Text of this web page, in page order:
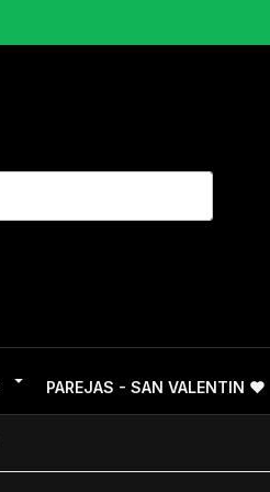
PAREJAS - SAN VALENTIN ❤